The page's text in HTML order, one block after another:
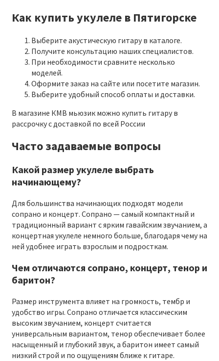
Как купить укулеле в Пятигорске
Выберите акустическую гитару в каталоге.
Получите консультацию наших специалистов.
При необходимости сравните несколько
моделей.
Оформите заказ на сайте или посетите магазин.
Выберите удобный способ оплаты и доставки.
В магазине КМВ мьюзик можно купить гитару в
рассрочку с доставкой по всей России
Часто задаваемые вопросы
Какой размер укулеле выбрать
начинающему?
Для большинства начинающих подходят модели
сопрано и концерт. Сопрано — самый компактный и
традиционный вариант с ярким гавайским звучанием, а
концертная укулеле немного больше, благодаря чему на
ней удобнее играть взрослым и подросткам.
Чем отличаются сопрано, концерт, тенор и
баритон?
Размер инструмента влияет на громкость, тембр и
удобство игры. Сопрано отличается классическим
высоким звучанием, концерт считается
универсальным вариантом, тенор обеспечивает более
насыщенный и глубокий звук, а баритон имеет самый
низкий строй и по ощущениям ближе к гитаре.